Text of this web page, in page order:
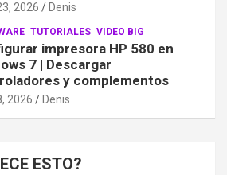
2026 Denis
TUTORIALES VIDEO BIG
impresora HP 580 en
7 | Descargar
y complementos
2026 Denis
ESTO?